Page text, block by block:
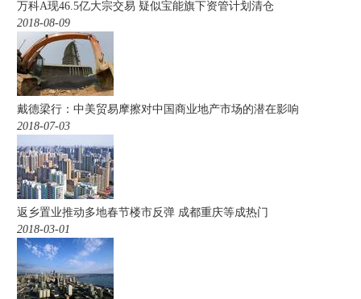
万科A现46.5亿大宗交易 疑似宝能旗下资管计划清仓
2018-08-09
戴德梁行：中美贸易摩擦对中国商业地产市场的潜在影响
2018-07-03
返乡置业推动多地春节楼市反弹 成都重庆等成热门
2018-03-01